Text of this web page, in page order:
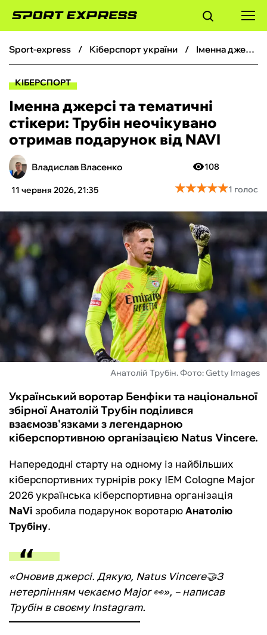
ФУТБОЛ
БОКС
ХОКЕЙ
ТЕНІС
КІБЕРСПОРТ
ЧС-2026
ФУТЗАЛ
ІНШІ
БУКМЕКЕРИ
sport-express кіберспорт україни Іменна джерсі та тематичні стікери: Трубін неочікувано отримав подарунок від NAVI
КІБЕРСПОРТ
Іменна джерсі та тематичні
стікери: Трубін неочікувано
отримав подарунок від NAVI
Владислав Власенко
11 червня 2026, 21:35
108
★★★★★
★★★★★1 голос
Анатолій Трубін. Фото: Getty Images
Український воротар Бенфіки та національної
збірної Анатолій Трубін поділився
взаємозв'язками з легендарною
кіберспортивною організацією Natus Vincere.
Напередодні старту на одному із найбільших
кіберспортивних турнірів року IEM Cologne Major
2026 українська кіберспортивна організація
NaVi зробила подарунок воротарюАнатолію
Трубіну.
«Оновив джерсі. Дякую, Natus Vincere🤝З
нетерпінням чекаємо Major 👀», – написав
Трубін в своєму Instagram.